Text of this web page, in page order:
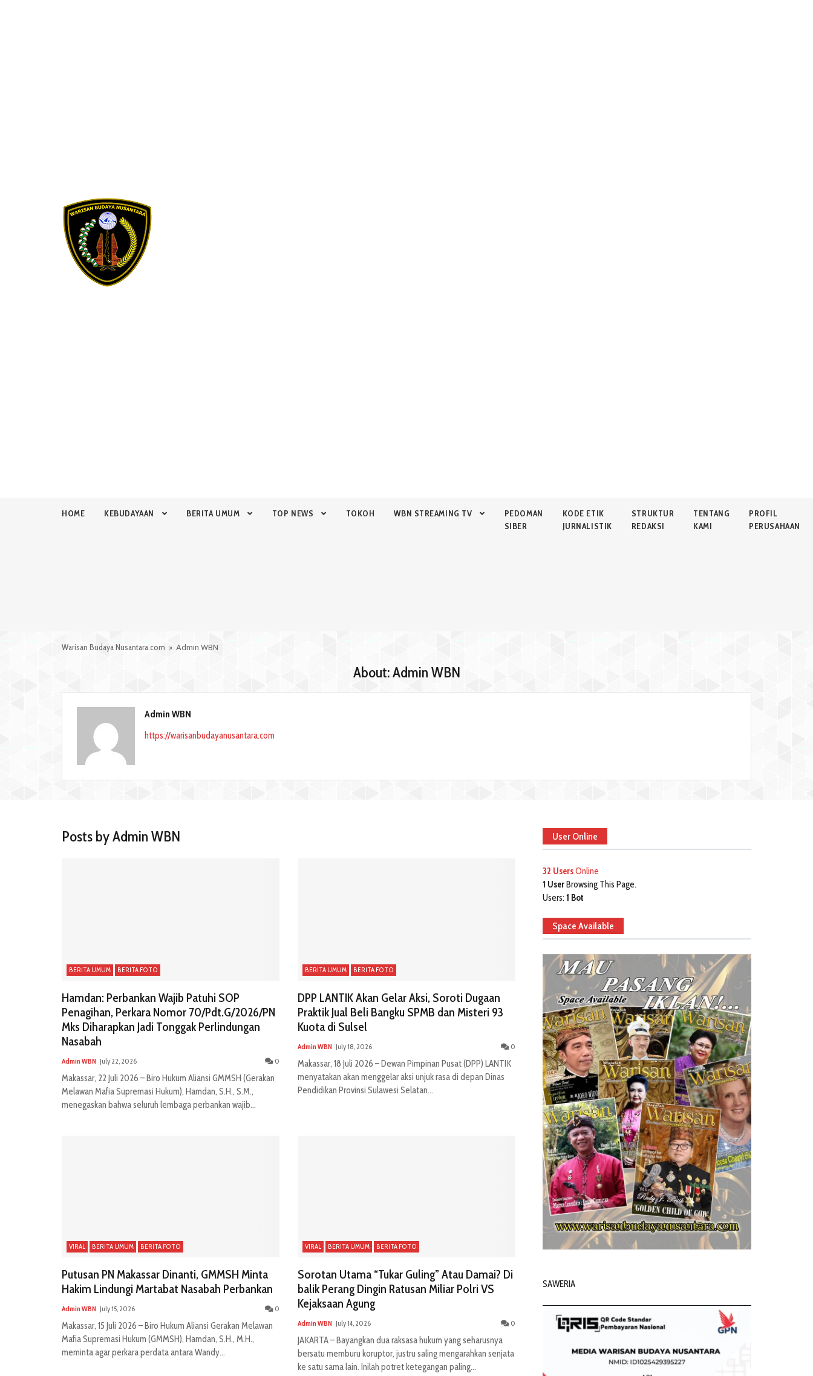
HOME KEBUDAYAAN BERITA UMUM TOP NEWS TOKOH WBN STREAMING TV
PEDOMAN
SIBER
KODE ETIK
JURNALISTIK
STRUKTUR
REDAKSI
TENTANG
KAMI
PROFIL
PERUSAHAAN
Warisan Budaya Nusantara.com » Admin WBN
About: Admin WBN
Admin WBN
https://warisanbudayanusantara.com
Posts by Admin WBN
BERITA UMUM BERITA FOTO
Hamdan: Perbankan Wajib Patuhi SOP
Penagihan, Perkara Nomor 70/Pdt.G/2026/PN
Mks Diharapkan Jadi Tonggak Perlindungan
Nasabah
Admin WBN July 22, 2026 0
Makassar, 22 Juli 2026 – Biro Hukum Aliansi GMMSH (Gerakan
Melawan Mafia Supremasi Hukum), Hamdan, S.H., S.M.,
menegaskan bahwa seluruh lembaga perbankan wajib...
BERITA UMUM BERITA FOTO
DPP LANTIK Akan Gelar Aksi, Soroti Dugaan
Praktik Jual Beli Bangku SPMB dan Misteri 93
Kuota di Sulsel
Admin WBN July 18, 2026 0
Makassar, 18 Juli 2026 – Dewan Pimpinan Pusat (DPP) LANTIK
menyatakan akan menggelar aksi unjuk rasa di depan Dinas
Pendidikan Provinsi Sulawesi Selatan...
VIRAL BERITA UMUM BERITA FOTO
Putusan PN Makassar Dinanti, GMMSH Minta
Hakim Lindungi Martabat Nasabah Perbankan
Admin WBN July 15, 2026 0
Makassar, 15 Juli 2026 – Biro Hukum Aliansi Gerakan Melawan
Mafia Supremasi Hukum (GMMSH), Hamdan, S.H., M.H.,
meminta agar perkara perdata antara Wandy...
VIRAL BERITA UMUM BERITA FOTO
Sorotan Utama “Tukar Guling” Atau Damai? Di
balik Perang Dingin Ratusan Miliar Polri VS
Kejaksaan Agung
Admin WBN July 14, 2026 0
JAKARTA – Bayangkan dua raksasa hukum yang seharusnya
bersatu memburu koruptor, justru saling mengarahkan senjata
ke satu sama lain. Inilah potret ketegangan paling...
User Online
32 UsersOnline
1 UserBrowsing This Page.
Users: 1 Bot
Space Available
SAWERIA